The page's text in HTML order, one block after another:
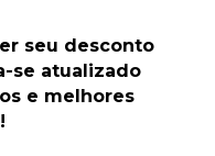
seu desconto
se atualizado
e melhores